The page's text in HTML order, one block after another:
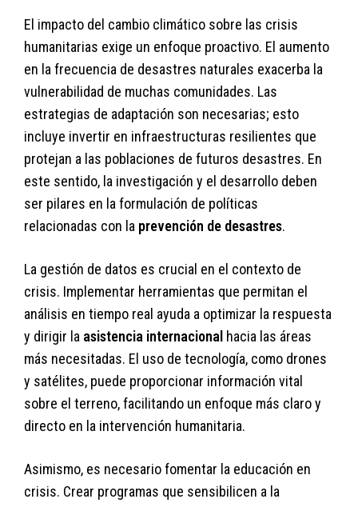
El impacto del cambio climático sobre las crisis
humanitarias exige un enfoque proactivo. El aumento
en la frecuencia de desastres naturales exacerba la
vulnerabilidad de muchas comunidades. Las
estrategias de adaptación son necesarias; esto
incluye invertir en infraestructuras resilientes que
protejan a las poblaciones de futuros desastres. En
este sentido, la investigación y el desarrollo deben
ser pilares en la formulación de políticas
relacionadas con la prevención de desastres.
La gestión de datos es crucial en el contexto de
crisis. Implementar herramientas que permitan el
análisis en tiempo real ayuda a optimizar la respuesta
y dirigir la asistencia internacional hacia las áreas
más necesitadas. El uso de tecnología, como drones
y satélites, puede proporcionar información vital
sobre el terreno, facilitando un enfoque más claro y
directo en la intervención humanitaria.
Asimismo, es necesario fomentar la educación en
crisis. Crear programas que sensibilicen a la